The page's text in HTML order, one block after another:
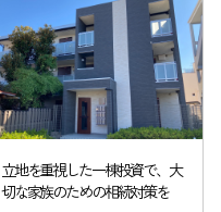
立地を重視した一棟投資で、大
切な家族のための相続対策を